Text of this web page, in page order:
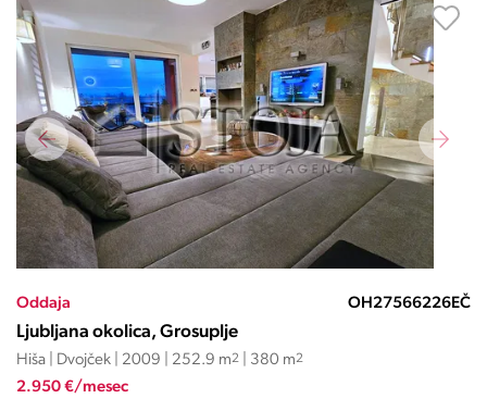
Oddaja OH27566226EČ
Ljubljana okolica, Grosuplje
Hiša | Dvojček | 2009 | 252.9 m2 | 380 m2
2.950 €/mesec